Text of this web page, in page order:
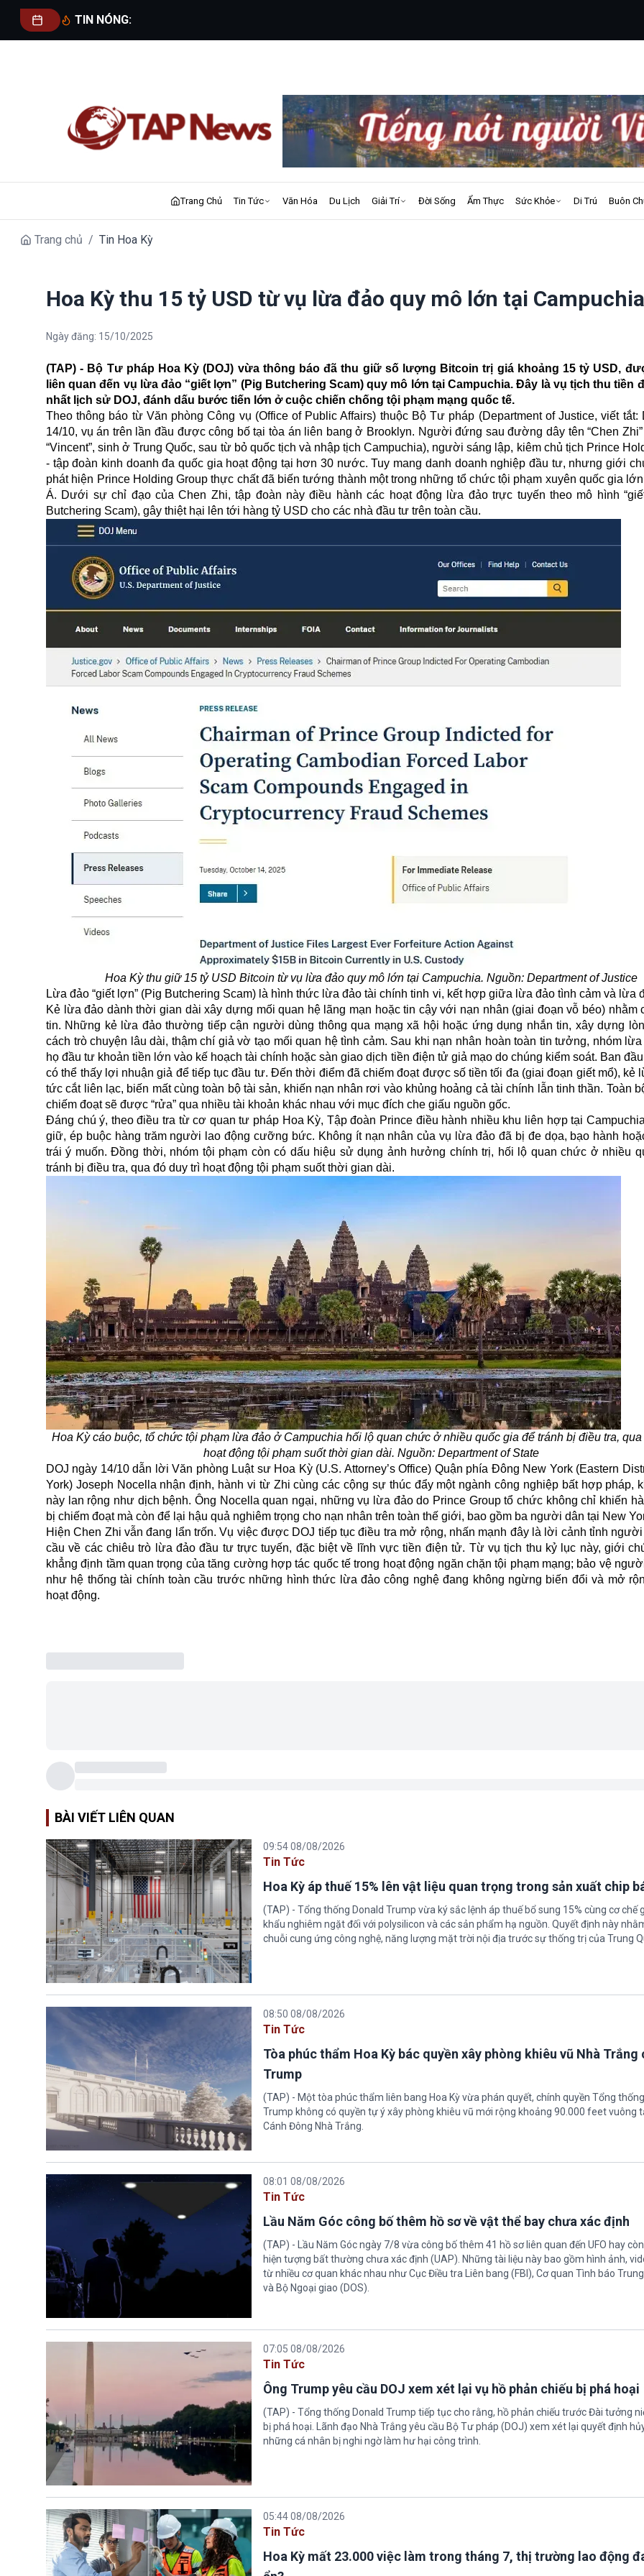
TIN NÓNG:
Trang Chủ Tin Tức Văn Hóa Du Lịch Giải Trí Đời Sống Ẩm Thực Sức Khỏe Di Trú Buôn
Trang chủ / Tin Hoa Kỳ
Hoa Kỳ thu 15 tỷ USD từ vụ lừa đảo quy mô lớn tại Campuchia
Ngày đăng: 15/10/2025
(TAP) - Bộ Tư pháp Hoa Kỳ (DOJ) vừa thông báo đã thu giữ số lượng Bitcoin trị giá khoảng 15 tỷ USD,
liên quan đến vụ lừa đảo “giết lợn” (Pig Butchering Scam) quy mô lớn tại Campuchia. Đây là vụ tịch thu tiền
nhất lịch sử DOJ, đánh dấu bước tiến lớn ở cuộc chiến chống tội phạm mạng quốc tế.
Theo thông báo từ Văn phòng Công vụ (Office of Public Affairs) thuộc Bộ Tư pháp (Department of Justice, viết tắt:
14/10, vụ án trên lần đầu được công bố tại tòa án liên bang ở Brooklyn. Người đứng sau đường dây tên “Chen
“Vincent”, sinh ở Trung Quốc, sau từ bỏ quốc tịch và nhập tịch Campuchia), người sáng lập, kiêm chủ tịch Prince
- tập đoàn kinh doanh đa quốc gia hoạt động tại hơn 30 nước. Tuy mang danh doanh nghiệp đầu tư, nhưng giới
phát hiện Prince Holding Group thực chất đã biến tướng thành một trong những tổ chức tội phạm xuyên quốc gia
Á. Dưới sự chỉ đạo của Chen Zhi, tập đoàn này điều hành các hoạt động lừa đảo trực tuyến theo mô hình
Butchering Scam), gây thiệt hại lên tới hàng tỷ USD cho các nhà đầu tư trên toàn cầu.
Hoa Kỳ thu giữ 15 tỷ USD Bitcoin từ vụ lừa đảo quy mô lớn tại Campuchia. Nguồn: Department of Justice
Lừa đảo “giết lợn” (Pig Butchering Scam) là hình thức lừa đảo tài chính tinh vi, kết hợp giữa lừa đảo tình cảm và lừa
Kẻ lừa đảo dành thời gian dài xây dựng mối quan hệ lãng mạn hoặc tin cậy với nạn nhân (giai đoạn vỗ béo) nhằm
tin. Những kẻ lừa đảo thường tiếp cận người dùng thông qua mạng xã hội hoặc ứng dụng nhắn tin, xây dựng
cách trò chuyện lâu dài, thậm chí giả vờ tạo mối quan hệ tình cảm. Sau khi nạn nhân hoàn toàn tin tưởng, nhóm
họ đầu tư khoản tiền lớn vào kế hoạch tài chính hoặc sàn giao dịch tiền điện tử giả mạo do chúng kiểm soát. Ban
có thể thấy lợi nhuận giả để tiếp tục đầu tư. Đến thời điểm đã chiếm đoạt được số tiền tối đa (giai đoạn giết mổ), kẻ
tức cắt liên lạc, biến mất cùng toàn bộ tài sản, khiến nạn nhân rơi vào khủng hoảng cả tài chính lẫn tinh thần. Toàn
chiếm đoạt sẽ được “rửa” qua nhiều tài khoản khác nhau với mục đích che giấu nguồn gốc.
Đáng chú ý, theo điều tra từ cơ quan tư pháp Hoa Kỳ, Tập đoàn Prince điều hành nhiều khu liên hợp tại
giữ, ép buộc hàng trăm người lao động cưỡng bức. Không ít nạn nhân của vụ lừa đảo đã bị đe dọa, bạo hành
trái ý muốn. Đồng thời, nhóm tội phạm còn có dấu hiệu sử dụng ảnh hưởng chính trị, hối lộ quan chức ở nhiều
tránh bị điều tra, qua đó duy trì hoạt động tội phạm suốt thời gian dài.
Hoa Kỳ cáo buộc, tổ chức tội phạm lừa đảo ở Campuchia hối lộ quan chức ở nhiều quốc gia để tránh bị điều tra, qua
hoạt động tội phạm suốt thời gian dài. Nguồn: Department of State
DOJ ngày 14/10 dẫn lời Văn phòng Luật sư Hoa Kỳ (U.S. Attorney’s Office) Quận phía Đông New York (Eastern
York) Joseph Nocella nhận định, hành vi từ Zhi cùng các cộng sự thúc đẩy một ngành công nghiệp bất hợp pháp,
này lan rộng như dịch bệnh. Ông Nocella quan ngại, những vụ lừa đảo do Prince Group tổ chức không chỉ khiến
bị chiếm đoạt mà còn để lại hậu quả nghiêm trọng cho nạn nhân trên toàn thế giới, bao gồm ba người dân tại New
Hiện Chen Zhi vẫn đang lẩn trốn. Vụ việc được DOJ tiếp tục điều tra mở rộng, nhấn mạnh đây là lời cảnh tỉnh
cầu về các chiêu trò lừa đảo đầu tư trực tuyến, đặc biệt về lĩnh vực tiền điện tử. Từ vụ tịch thu kỷ lục này, giới
khẳng định tầm quan trọng của tăng cường hợp tác quốc tế trong hoạt động ngăn chặn tội phạm mạng; bảo vệ
như hệ thống tài chính toàn cầu trước những hình thức lừa đảo công nghệ đang không ngừng biến đổi và mở
hoạt động.
BÀI VIẾT LIÊN QUAN
09:54 08/08/2026
Tin Tức
Hoa Kỳ áp thuế 15% lên vật liệu quan trọng trong sản xuất chip
(TAP) - Tổng thống Donald Trump vừa ký sắc lệnh áp thuế bổ sung 15% cùng cơ chế
khẩu nghiêm ngặt đối với polysilicon và các sản phẩm hạ nguồn. Quyết định này
chuỗi cung ứng công nghệ, năng lượng mặt trời nội địa trước sự thống trị của Trung
08:50 08/08/2026
Tin Tức
Tòa phúc thẩm Hoa Kỳ bác quyền xây phòng khiêu vũ Nhà Trắng
Trump
(TAP) - Một tòa phúc thẩm liên bang Hoa Kỳ vừa phán quyết, chính quyền Tổng
Trump không có quyền tự ý xây phòng khiêu vũ mới rộng khoảng 90.000 feet vuông
Cánh Đông Nhà Trắng.
08:01 08/08/2026
Tin Tức
Lầu Năm Góc công bố thêm hồ sơ về vật thể bay chưa xác định
(TAP) - Lầu Năm Góc ngày 7/8 vừa công bố thêm 41 hồ sơ liên quan đến UFO hay
hiện tượng bất thường chưa xác định (UAP). Những tài liệu này bao gồm hình ảnh,
từ nhiều cơ quan khác nhau như Cục Điều tra Liên bang (FBI), Cơ quan Tình báo
và Bộ Ngoại giao (DOS).
07:05 08/08/2026
Tin Tức
Ông Trump yêu cầu DOJ xem xét lại vụ hồ phản chiếu bị phá hoại
(TAP) - Tổng thống Donald Trump tiếp tục cho rằng, hồ phản chiếu trước Đài tưởng
bị phá hoại. Lãnh đạo Nhà Trắng yêu cầu Bộ Tư pháp (DOJ) xem xét lại quyết định
những cá nhân bị nghi ngờ làm hư hại công trình.
05:44 08/08/2026
Tin Tức
Hoa Kỳ mất 23.000 việc làm trong tháng 7, thị trường lao động